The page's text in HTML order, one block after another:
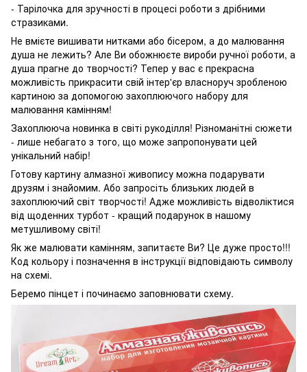
- Тарілочка для зручності в процесі роботи з дрібними
стразиками.
Не вмієте вишивати нитками або бісером, а до малювання
душа не лежить? Але Ви обожнюєте вироби ручної роботи, а
душа прагне до творчості? Тепер у вас є прекрасна
можливість прикрасити свій інтер'єр власноруч зробленою
картиною за допомогою захоплюючого набору для
малювання камінням!
Захоплююча новинка в світі рукоділля! Різноманітні сюжети
- лише небагато з того, що може запропонувати цей
унікальний набір!
Готову картину алмазної живопису можна подарувати
друзям і знайомим. Або запросіть близьких людей в
захоплюючий світ творчості! Адже можливість відволіктися
від щоденних турбот - кращий подарунок в нашому
метушливому світі!
Як же малювати камінням, запитаєте Ви? Це дуже просто!!!
Код кольору і позначення в інструкції відповідають символу
на схемі.
Беремо пінцет і починаємо заповнювати схему.